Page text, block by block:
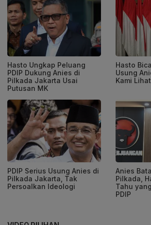
Hasto Ungkap Peluang
PDIP Dukung Anies di
Pilkada Jakarta Usai
Putusan MK
Hasto
Usung
Kami
PDIP Serius Usung Anies di
Pilkada Jakarta, Tak
Persoalkan Ideologi
Anies
Pilkada,
Tahu
PDIP